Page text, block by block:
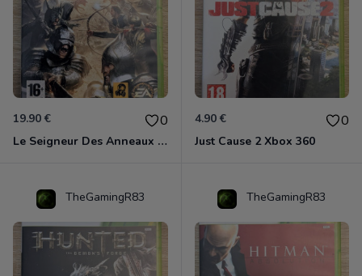
19.90 € 0
Le Seigneur Des Anneaux - L'âge Des Conquêtes Xbox 360
4.90 € 0
Just Cause 2 Xbox 360
TheGamingR83 TheGamingR83